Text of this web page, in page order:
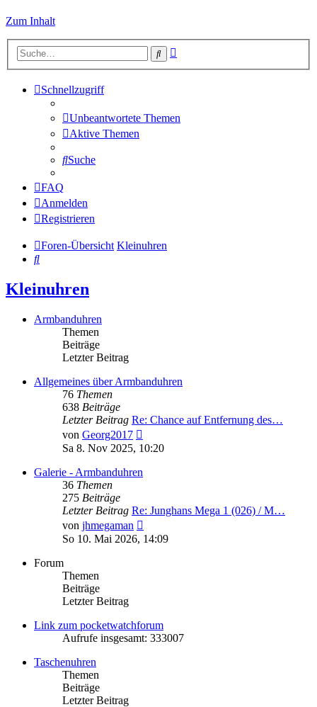
Zum Inhalt
Suche
Schnellzugriff
Unbeantwortete Themen
Aktive Themen
Suche
FAQ
Anmelden
Registrieren
Foren-Übersicht Kleinuhren
Suche
Kleinuhren
Armbanduhren
Themen
Beiträge
Letzter Beitrag
Allgemeines über Armbanduhren
76 Themen
638 Beiträge
Letzter Beitrag Re: Chance auf Entfernung des…
von Georg2017
Beitrag
Sa 8. Nov 2025, 10:20
Galerie - Armbanduhren
36 Themen
275 Beiträge
Letzter Beitrag Re: Junghans Mega 1 (026) / M…
von jhmegaman
Beitrag
So 10. Mai 2026, 14:09
Forum
Themen
Beiträge
Letzter Beitrag
Link zum pocketwatchforum
Aufrufe insgesamt: 333007
Taschenuhren
Themen
Beiträge
Letzter Beitrag